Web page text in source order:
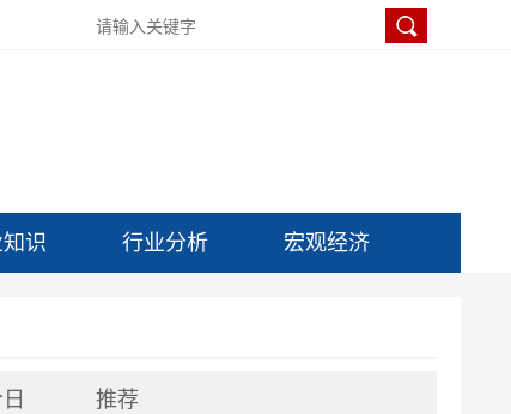
识 行业分析 宏观经济
推荐